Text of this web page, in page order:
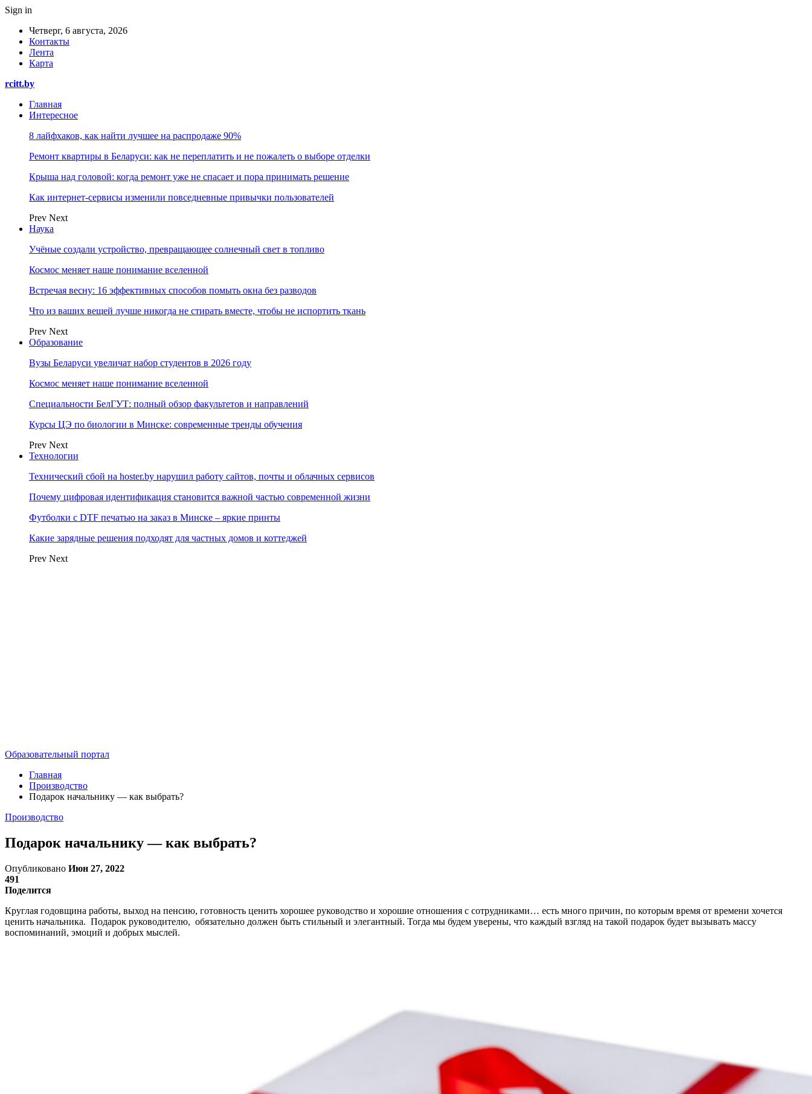
Sign in
Четверг, 6 августа, 2026
Контакты
Лента
Карта
rcitt.by
Главная
Интересное
8 лайфхаков, как найти лучшее на распродаже 90%
Ремонт квартиры в Беларуси: как не переплатить и не пожалеть о выборе отделки
Крыша над головой: когда ремонт уже не спасает и пора принимать решение
Как интернет-сервисы изменили повседневные привычки пользователей
Prev Next
Наука
Учёные создали устройство, превращающее солнечный свет в топливо
Космос меняет наше понимание вселенной
Встречая весну: 16 эффективных способов помыть окна без разводов
Что из ваших вещей лучше никогда не стирать вместе, чтобы не испортить ткань
Prev Next
Образование
Вузы Беларуси увеличат набор студентов в 2026 году
Космос меняет наше понимание вселенной
Специальности БелГУТ: полный обзор факультетов и направлений
Курсы ЦЭ по биологии в Минске: современные тренды обучения
Prev Next
Технологии
Технический сбой на hoster.by нарушил работу сайтов, почты и облачных сервисов
Почему цифровая идентификация становится важной частью современной жизни
Футболки с DTF печатью на заказ в Минске – яркие принты
Какие зарядные решения подходят для частных домов и коттеджей
Prev Next
Образовательный портал
Главная
Производство
Подарок начальнику — как выбрать?
Производство
Подарок начальнику — как выбрать?
Опубликовано Июн 27, 2022
491
Поделится
Круглая годовщина работы, выход на пенсию, готовность ценить хорошее руководство и хорошие отношения с сотрудниками… есть много причин, по которым время от времени хочется
ценить начальника. Подарок руководителю, обязательно должен быть стильный и элегантный. Тогда мы будем уверены, что каждый взгляд на такой подарок будет вызывать массу
воспоминаний, эмоций и добрых мыслей.